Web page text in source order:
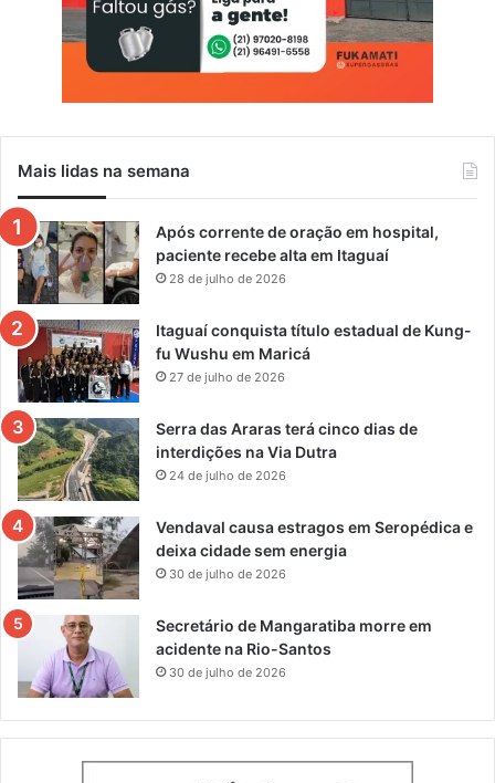
Mais lidas na semana
Após corrente de oração em hospital,
paciente recebe alta em Itaguaí
28 de julho de 2026
Itaguaí conquista título estadual de Kung-
fu Wushu em Maricá
27 de julho de 2026
Serra das Araras terá cinco dias de
interdições na Via Dutra
24 de julho de 2026
Vendaval causa estragos em Seropédica e
deixa cidade sem energia
30 de julho de 2026
Secretário de Mangaratiba morre em
acidente na Rio-Santos
30 de julho de 2026